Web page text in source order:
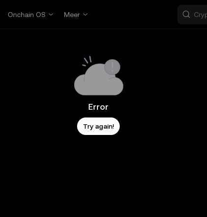
Onchain OS Meer
Error
Try again!